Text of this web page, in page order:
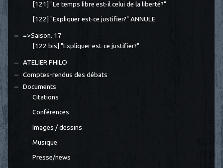
[121] "Le temps libre est-il celui de la liberté?"
[122] "Expliquer est-ce justifier?" ANNULE
=>Saison. 17
[122 bis] "Expliquer est-ce justifier?"
ATELIER PHILO
Comptes-rendus des débats
Documents
Citations
Conférences
Images / dessins
Musique
Presse/news